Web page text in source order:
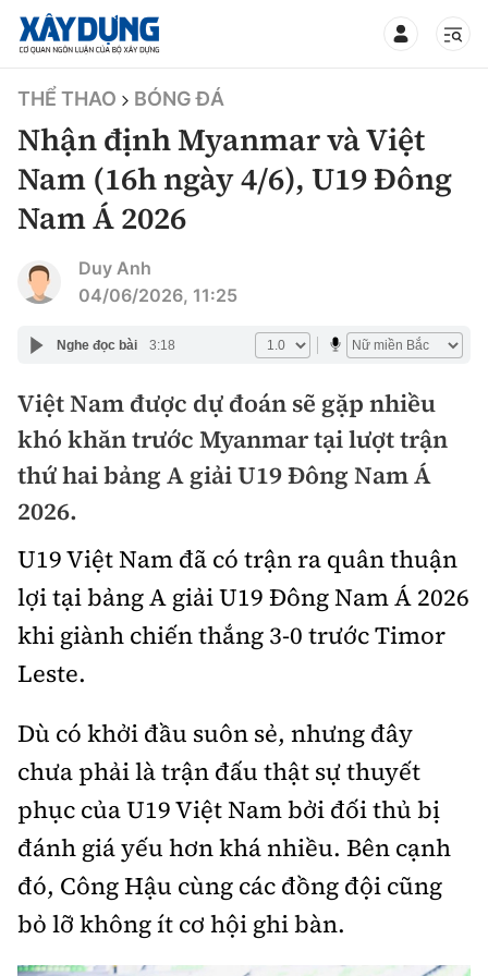
TIN BỘ XÂY DỰNG
CHUYÊN MỤC
Mới nhất
Thời sự
Chính trị
Xã hội
Chuyện dọc đường
Cải chính
Xây dựng
Chỉ đạo điều hành
Quy hoạch kiến trúc
Vật liệu xây dựng
Giám định chất lượng
Quản lý đô thị
Giao thông
Quản lý
Đường bộ
Hàng không
Đường sắt
Đăng kiểm
Đường sắt tốc độ cao
Đường thủy
Hàng hải
Đường sắt đô thị
Thị trường
Tài chính
Doanh nghiệp
Pháp luật
Thanh tra
Điều tra
Pháp đình
Hỏi - Đáp
An toàn giao thông
Giao thông 24h
ATGT địa phương
Văn hóa giao thông
Lái xe an toàn
Chung tay vì ATGT
Chất lượng sống
Giáo dục
Y tế
Đời sống
Lao động - Công đoàn
Văn hóa - Giải Trí
Văn hóa
Showbiz
Thể thao
Bóng đá
Bình luận
Công nghệ
THỂ THAO BÓNG ĐÁ
Nhận định Myanmar và Việt
Nam (16h ngày 4/6), U19 Đông
Nam Á 2026
Duy Anh
04/06/2026, 11:25
Nghe đọc bài 3:18
Việt Nam được dự đoán sẽ gặp nhiều
khó khăn trước Myanmar tại lượt trận
thứ hai bảng A giải U19 Đông Nam Á
2026.
U19 Việt Nam đã có trận ra quân thuận
lợi tại bảng A giải U19 Đông Nam Á 2026
khi giành chiến thắng 3-0 trước Timor
Leste.
Dù có khởi đầu suôn sẻ, nhưng đây
chưa phải là trận đấu thật sự thuyết
phục của U19 Việt Nam bởi đối thủ bị
đánh giá yếu hơn khá nhiều. Bên cạnh
đó, Công Hậu cùng các đồng đội cũng
bỏ lỡ không ít cơ hội ghi bàn.